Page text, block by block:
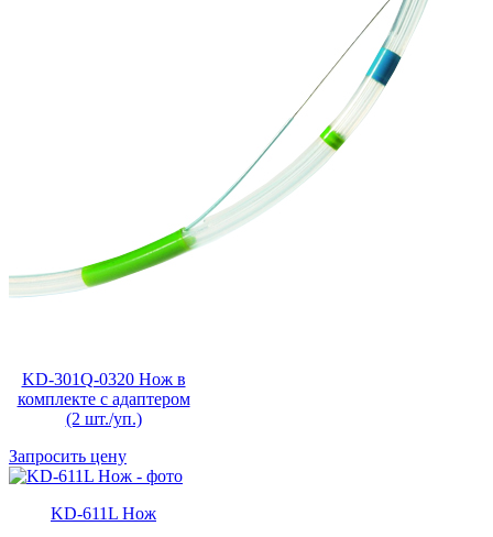
KD-301Q-0320 Нож в
комплекте с адаптером
(2 шт./уп.)
Запросить цену
KD-611L Нож